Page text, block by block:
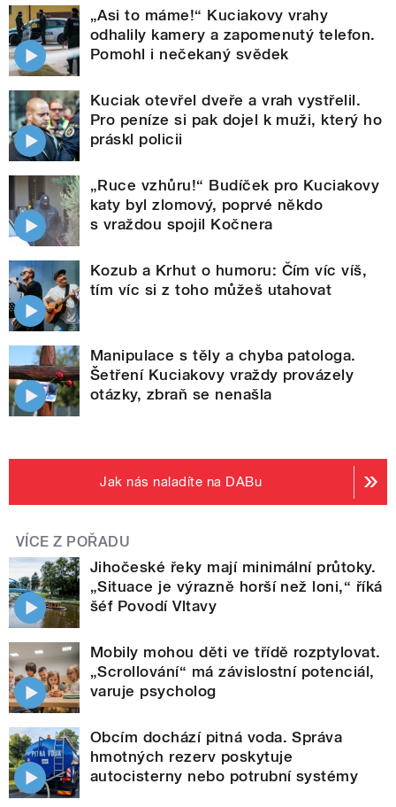
„Asi to máme!“ Kuciakovy vrahy
odhalily kamery a zapomenutý telefon.
Pomohl i nečekaný svědek
Kuciak otevřel dveře a vrah vystřelil.
Pro peníze si pak dojel k muži, který ho
práskl policii
„Ruce vzhůru!“ Budíček pro Kuciakovy
katy byl zlomový, poprvé někdo
s vraždou spojil Kočnera
Kozub a Krhut o humoru: Čím víc víš,
tím víc si z toho můžeš utahovat
Manipulace s těly a chyba patologa.
Šetření Kuciakovy vraždy provázely
otázky, zbraň se nenašla
Jak nás naladíte na DABu
VÍCE Z POŘADU
Jihočeské řeky mají minimální průtoky.
„Situace je výrazně horší než loni,“ říká
šéf Povodí Vltavy
Mobily mohou děti ve třídě rozptylovat.
„Scrollování“ má závislostní potenciál,
varuje psycholog
Obcím dochází pitná voda. Správa
hmotných rezerv poskytuje
autocisterny nebo potrubní systémy